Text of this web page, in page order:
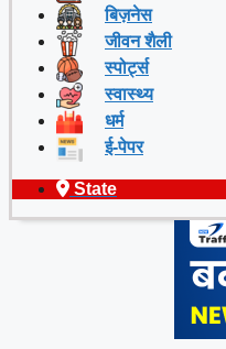
बिज़नेस
जीवन शैली
स्पोर्ट्स
स्वास्थ्य
धर्म
ई-पेपर
State